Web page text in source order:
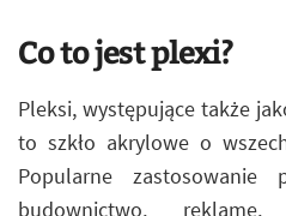
Co to jest plexi?
Pleksi, występujące także
to szkło akrylowe o
Popularne zastosowanie
budownictwo,